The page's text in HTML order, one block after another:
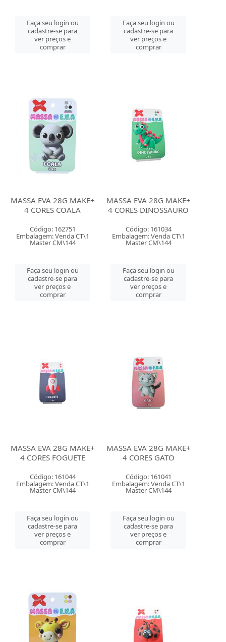
Faça seu login ou
cadastre-se para
ver preços e
comprar
Faça seu login ou
cadastre-se para
ver preços e
comprar
MASSA EVA 28G MAKE+
4 CORES COALA
Código: 162751
Embalagem: Venda CT\1
Master CM\144
Faça seu login ou
cadastre-se para
ver preços e
comprar
MASSA EVA 28G MAKE+
4 CORES DINOSSAURO
Código: 161034
Embalagem: Venda CT\1
Master CM\144
Faça seu login ou
cadastre-se para
ver preços e
comprar
MASSA EVA 28G MAKE+
4 CORES FOGUETE
Código: 161044
Embalagem: Venda CT\1
Master CM\144
Faça seu login ou
cadastre-se para
ver preços e
comprar
MASSA EVA 28G MAKE+
4 CORES GATO
Código: 161041
Embalagem: Venda CT\1
Master CM\144
Faça seu login ou
cadastre-se para
ver preços e
comprar